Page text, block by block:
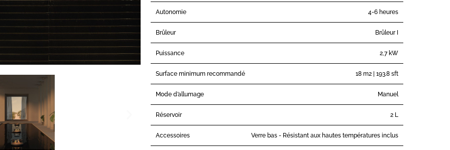
Autonomie 4-6 heures
Brûleur Brûleur I
Puissance 2,7 kW
Surface minimum recommandé 18 m2 | 193.8 sft
Mode d’allumage Manuel
Réservoir 2 L
Accessoires Verre bas - Résistant aux hautes températures inclus